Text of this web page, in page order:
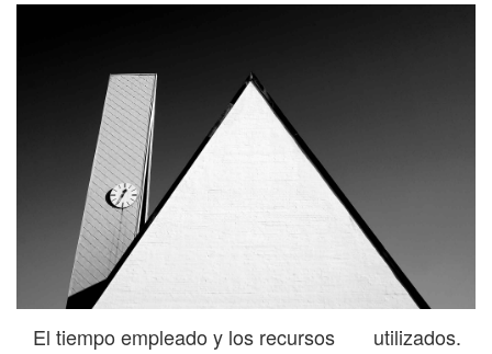
El tiempo empleado y los recursos utilizados.